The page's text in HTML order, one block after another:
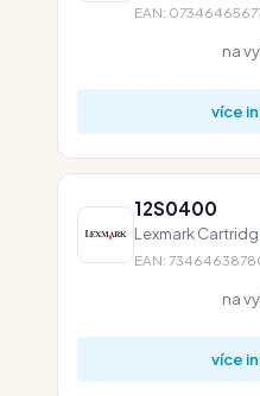
EAN:
na
více
12S0400
Lexmark
EAN:
na
více